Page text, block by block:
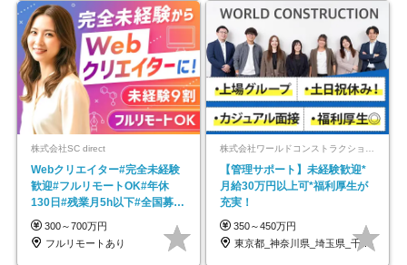
株式会社SC direct
Webクリエイター#完全未経験
歓迎#フルリモートOK#年休
130日#残業月5h以下#全国募集
#最大1年の研修
300～700万円
フルリモートあり
【管理サポート】未経験歓迎*
月給30万円以上可*福利厚生が
充実！
350～450万円
東京都_神奈川県_埼玉県_千葉県_大阪府…